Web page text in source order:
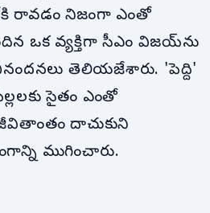
రావడం నిజంగా ఎంతో
ఒక వ్యక్తిగా సీఎం విజయ్‌ను
తెలియజేశారు. 'పెద్ది'
సైతం ఎంతో
దాచుకుని
ముగించారు.